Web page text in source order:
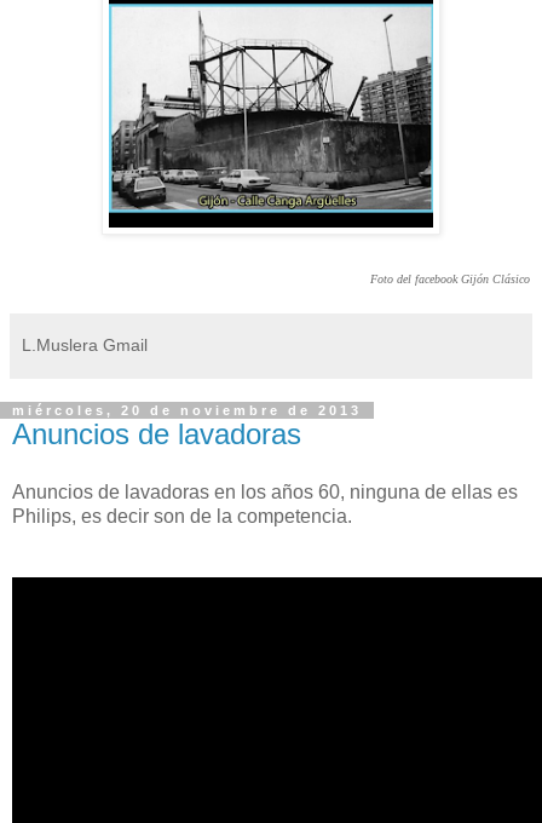
Foto del facebook Gijón Clásico
L.Muslera Gmail
miércoles, 20 de noviembre de 2013
Anuncios de lavadoras
Anuncios de lavadoras en los años 60, ninguna de ellas es
Philips, es decir son de la competencia.